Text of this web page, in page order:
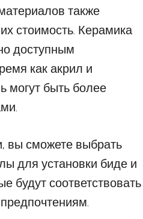
также
стоимость. Керамика
доступным
как акрил и
могут быть более
вы сможете выбрать
для установки биде и
будут соответствовать